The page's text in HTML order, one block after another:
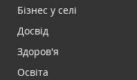
Бізнес у селі
Досвід
Здоров'я
Освіта